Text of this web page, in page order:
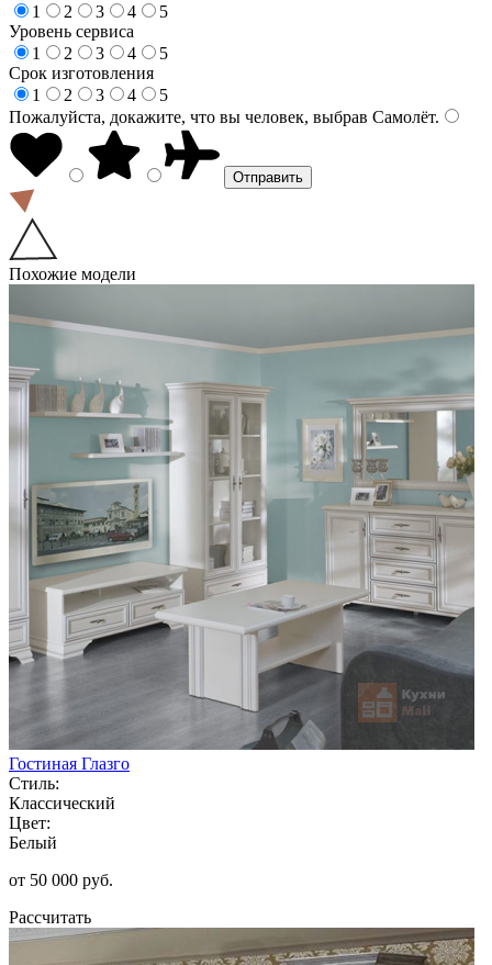
1
2 3 4
5
Уровень сервиса
1
2 3 4
5
Срок изготовления
1
2 3 4
5
Пожалуйста, докажите, что вы человек, выбрав Самолёт.
Похожие модели
Гостиная Глазго
Стиль:
Классический
Цвет:
Белый
от 50 000 руб.
Рассчитать